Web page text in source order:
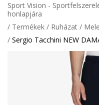
Sport Vision -
honlapjára
Termékek
Ruházat
Sergio Tacchini NEW